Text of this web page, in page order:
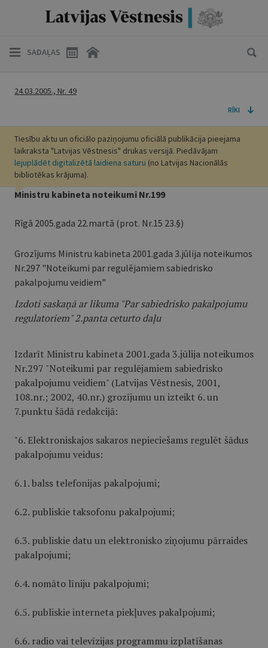
SADAĻAS
24.03.2005., Nr. 49
RĪKI
Tiesību aktu un oficiālo paziņojumu oficiālā publikācija pieejama
laikraksta "Latvijas Vēstnesis" drukas versijā. Piedāvājam
lejuplādēt digitalizētā laidiena saturu (no Latvijas Nacionālās
bibliotēkas krājuma).
Ministru kabineta noteikumi Nr.199
Rīgā 2005.gada 22.martā (prot. Nr.15 23.§)
Grozījums Ministru kabineta 2001.gada 3.jūlija noteikumos
Nr.297 "Noteikumi par regulējamiem sabiedrisko
pakalpojumu veidiem"
Izdoti saskaņā ar likuma "Par sabiedrisko pakalpojumu
regulatoriem" 2.panta ceturto daļu
Izdarīt Ministru kabineta 2001.gada 3.jūlija noteikumos
Nr.297 "Notei­kumi par regulējamiem sabiedrisko
pakalpojumu veidiem" (Latvijas Vēstnesis, 2001,
108.nr.; 2002, 40.nr.) grozījumu un izteikt 6. un
7.punktu šādā redakcijā:
"6. Elektroniskajos sakaros nepieciešams regulēt šādus
pakalpojumu veidus:
6.1. balss telefonijas pakalpojumi;
6.2. publiskie taksofonu pakalpojumi;
6.3. publiskie datu un elektronisko ziņojumu pārraides
pakalpojumi;
6.4. nomāto līniju pakalpojumi;
6.5. publiskie interneta piekļuves pakalpojumi;
6.6. radio vai televīzijas programmu izplatīšanas